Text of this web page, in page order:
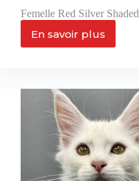
Femelle Red Silver Shaded
En savoir plus
Angélique